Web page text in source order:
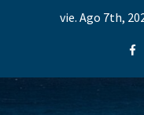
vie. Ago 7th,